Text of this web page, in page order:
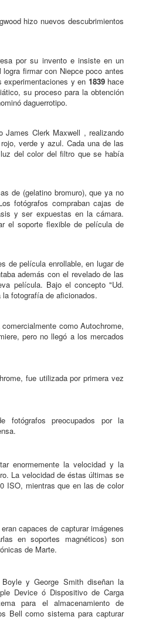
hizo nuevos descubrimientos
por su invento e insiste en un
firmar con Niepce poco antes
experimentaciones y en 1839hace
su proceso para la obtención
daguerrotipo.
James Clerk Maxwell , realizando
verde y azul. Cada una de las
del color del filtro que se había
de (gelatino bromuro), que ya no
fotógrafos compraban cajas de
y ser expuestas en la cámara.
el soporte flexible de película de
de película enrollable, en lugar de
además con el revelado de las
película. Bajo el concepto "Ud.
fotografía de aficionados.
como Autochrome,
pero no llegó a los mercados
fue utilizada por primera vez
fotógrafos preocupados por la
enormemente la velocidad y la
La velocidad de éstas últimas se
ISO, mientras que en las de color
capaces de capturar imágenes
en soportes magnéticos) son
de Marte.
y George Smith diseñan la
Device ó Dispositivo de Carga
para el almacenamiento de
Bell como sistema para capturar